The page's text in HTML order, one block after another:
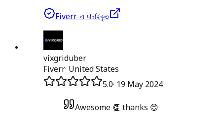
Fiverr-এ যাচাইকৃত
vixgriduber
Fiverr· United States
5.0· 19 May 2024
Awesome 👏 thanks 😊